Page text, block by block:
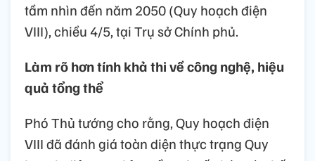
tầm nhìn đến năm 2050 (Quy hoạch điện
VIII), chiều 4/5, tại Trụ sở Chính phủ.
Làm rõ hơn tính khả thi về công nghệ, hiệu
quả tổng thể
Phó Thủ tướng cho rằng, Quy hoạch điện
VIII đã đánh giá toàn diện thực trạng Quy